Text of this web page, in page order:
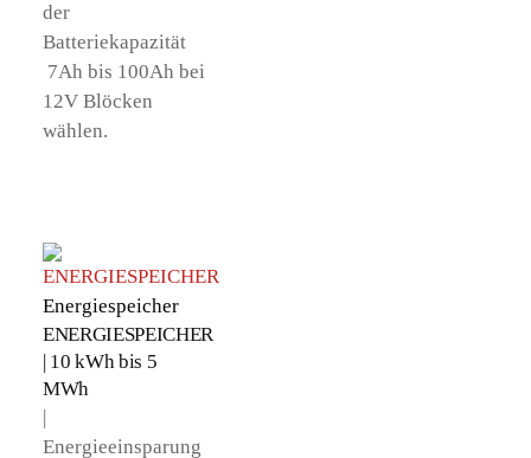
der
Batteriekapazität
7Ah bis 100Ah bei
12V Blöcken
wählen.
Energiespeicher
ENERGIESPEICHER
| 10 kWh bis 5
MWh
|
Energieeinsparung